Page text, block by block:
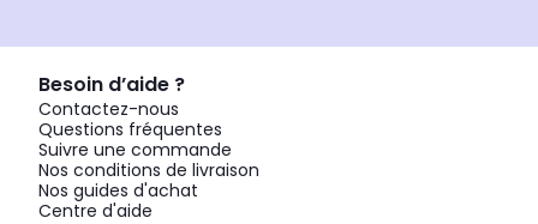
Besoin d’aide ?
Contactez-nous
Questions fréquentes
Suivre une commande
Nos conditions de livraison
Nos guides d'achat
Centre d'aide